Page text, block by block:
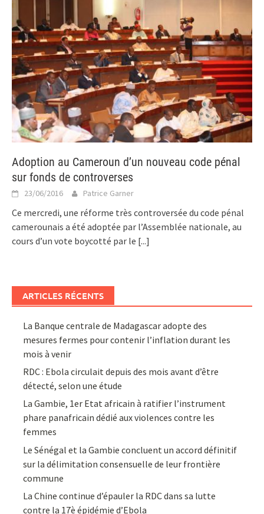
Adoption au Cameroun d’un nouveau code pénal
sur fonds de controverses
23/06/2016 Patrice Garner
Ce mercredi, une réforme très controversée du code pénal
camerounais a été adoptée par l’Assemblée nationale, au
cours d’un vote boycotté par le [...]
ARTICLES RÉCENTS
La Banque centrale de Madagascar adopte des
mesures fermes pour contenir l’inflation durant les
mois à venir
RDC : Ebola circulait depuis des mois avant d’être
détecté, selon une étude
La Gambie, 1er Etat africain à ratifier l’instrument
phare panafricain dédié aux violences contre les
femmes
Le Sénégal et la Gambie concluent un accord définitif
sur la délimitation consensuelle de leur frontière
commune
La Chine continue d’épauler la RDC dans sa lutte
contre la 17è épidémie d’Ebola